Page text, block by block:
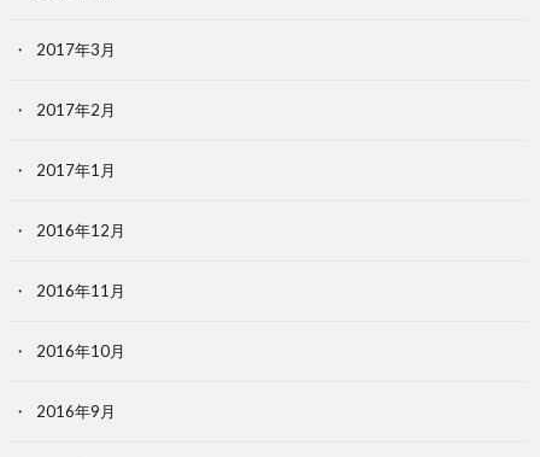
2017年3月
2017年2月
2017年1月
2016年12月
2016年11月
2016年10月
2016年9月